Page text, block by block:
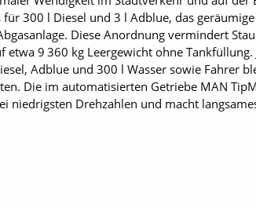
300 l Diesel und 3 l Adblue, das
Diese Anordnung vermindert
9 360 kg Leergewicht ohne
Adblue und 300 l Wasser sowie Fahrer
Die im automatisierten Getriebe MAN
niedrigsten Drehzahlen und macht